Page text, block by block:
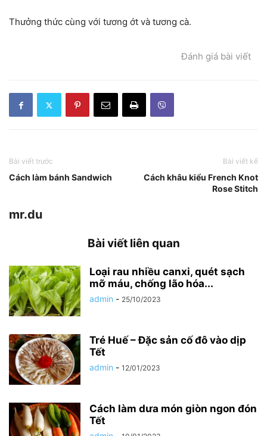
Thưởng thức cùng với tương ớt và tương cà.
Đánh giá bài viết
Bài viết trước
Cách làm bánh Sandwich
Bài viết kế
Cách khâu kiểu French Knot
Rose Stitch
mr.du
Bài viết liên quan
Loại rau nhiều canxi, quét sạch
mỡ máu, chống lão hóa...
admin - 25/10/2023
Tré Huế – Đặc sản cố đô vào dịp
Tết
admin - 12/01/2023
Cách làm dưa món giòn ngon đón
Tết